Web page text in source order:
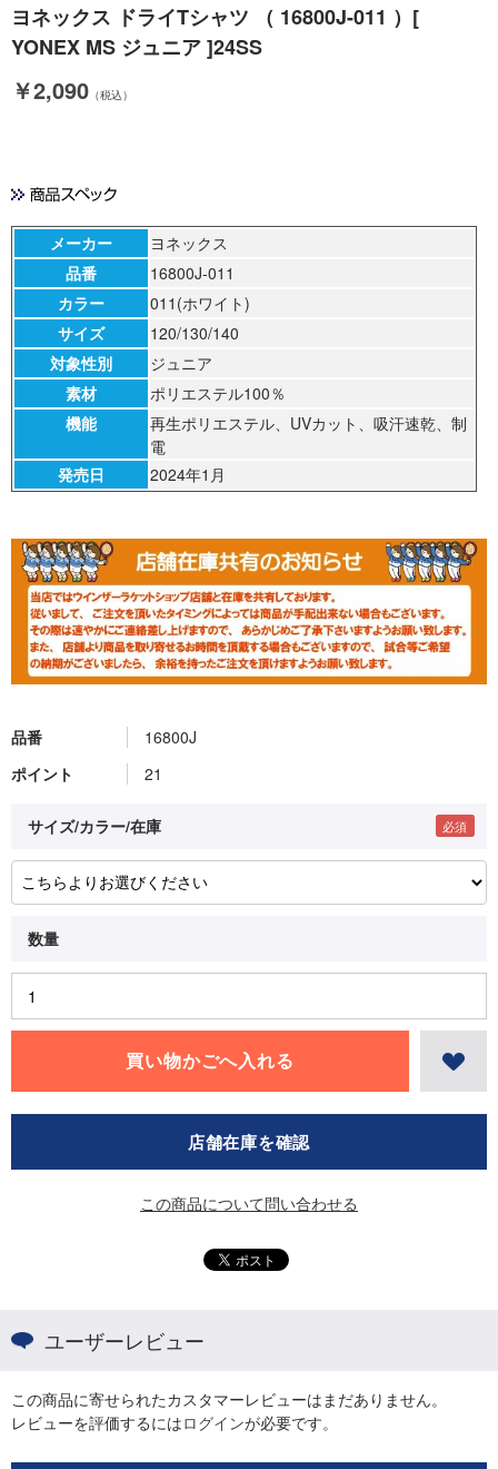
ヨネックス ドライTシャツ （ 16800J-011 ）[
YONEX MS ジュニア ]24SS
￥2,090 （税込）
品番
16800J
ポイント
21
サイズ/カラー/在庫
店舗在庫を確認
この商品について問い合わせる
メーカー
ヨネックス
品番
16800J-011
カラー
011(ホワイト)
サイズ
120/130/140
対象性別
ジュニア
素材
ポリエステル100％
機能
再生ポリエステル、UVカット、吸汗速乾、制
電
発売日
2024年1月
ユーザーレビュー
この商品に寄せられたカスタマーレビューはまだありません。
レビューを評価するにはログインが必要です。